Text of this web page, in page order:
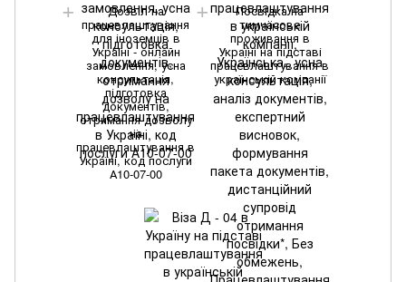
Дозвіл на
працевлаштування
для іноземців в
Україні - онлайн
замовлення, усна
консультація,
підготовка
документів,
отримання дозволу
на
працевлаштування в
Україні, код послуги
А10-07-00
Посвідка на
тимчасове
проживання в
Україні на підставі
працевлаштування в
українській компанії